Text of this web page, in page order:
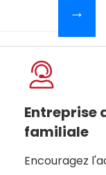
→
Entreprise
familiale
Encouragez